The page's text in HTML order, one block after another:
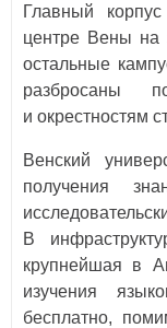
Главный
центре Вены на
остальные
разбросаны
и окрестностям
Венский
получения
В
крупнейшая в
изучения
бесплатно,